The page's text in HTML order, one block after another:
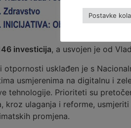
investicija, a usvojen je od
otpornosti usklađen je s
usmjerenima na digitalnu i
tehnologije. Prioriteti su
kroz ulaganja i reforme,
promjena.
Postavke